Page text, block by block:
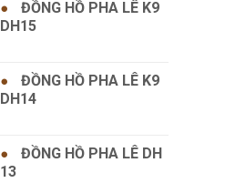
ĐỒNG HỒ PHA LÊ K9
DH15
ĐỒNG HỒ PHA LÊ K9
DH14
ĐỒNG HỒ PHA LÊ DH
13